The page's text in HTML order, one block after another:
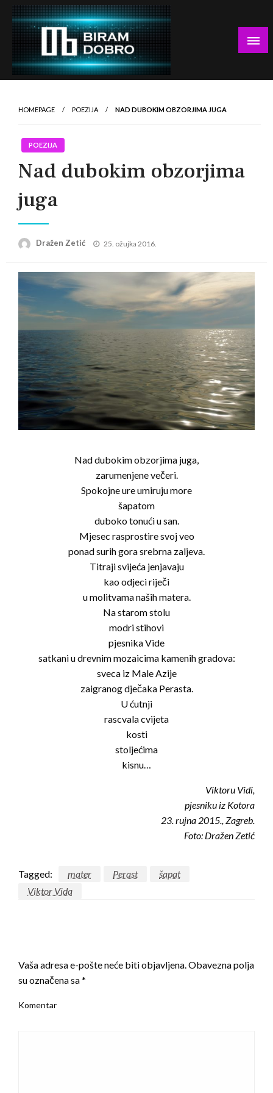
Skip
content
… jer BUDUĆNOST nema drugo IME!
HOMEPAGE POEZIJA NAD DUBOKIM OBZORJIMA JUGA
POEZIJA
Nad dubokim obzorjima
juga
Dražen Zetić
Posted
25. ožujka 2016.
Nad dubokim obzorjima juga,
zarumenjene večeri.
Spokojne ure umiruju more
šapatom
duboko tonući u san.
Mjesec rasprostire svoj veo
ponad surih gora srebrna zaljeva.
Titraji svijeća jenjavaju
kao odjeci riječi
u molitvama naših matera.
Na starom stolu
modri stihovi
pjesnika Vide
satkani u drevnim mozaicima kamenih gradova:
sveca iz Male Azije
zaigranog dječaka Perasta.
U ćutnji
rascvala cvijeta
kosti
stoljećima
kisnu…
Viktoru Vidi,
pjesniku iz Kotora
23. rujna 2015., Zagreb.
Foto: Dražen Zetić
Tagged: mater Perast
šapat
Viktor Vida
Vaša adresa e-pošte neće biti objavljena. Obavezna polja
su označena sa*
Komentar